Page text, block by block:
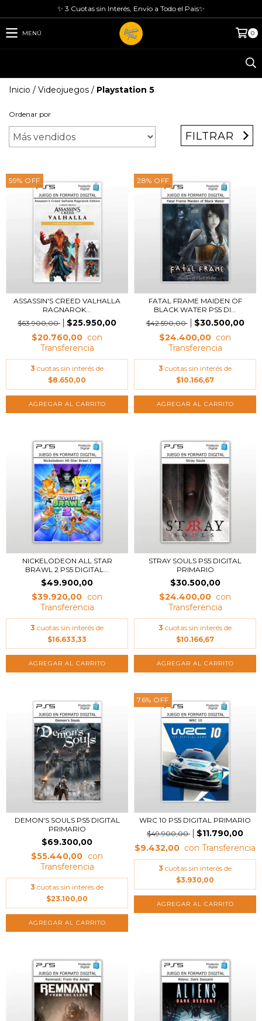
✨ 3 Cuotas sin Interés, Envío a Todo el Pais✨
MENÚ 0
Inicio / Videojuegos / Playstation 5
Ordenar por
FILTRAR
59% OFF
ASSASSIN'S CREED VALHALLA
RAGNAROK...
$63.900,00
$25.950,00
$20.760,00
3 cuotas sin interés de
$8.650,00
28% OFF
FATAL FRAME MAIDEN OF
BLACK WATER PS5 DI...
$42.590,00
$30.500,00
$24.400,00
3 cuotas sin interés de
$10.166,67
NICKELODEON ALL STAR
BRAWL 2 PS5 DIGITAL...
$49.900,00
$39.920,00
3 cuotas sin interés de
$16.633,33
STRAY SOULS PS5 DIGITAL
PRIMARIO
$30.500,00
$24.400,00
3 cuotas sin interés de
$10.166,67
DEMON'S SOULS PS5 DIGITAL
PRIMARIO
$69.300,00
$55.440,00
3 cuotas sin interés de
$23.100,00
76% OFF
WRC 10 PS5 DIGITAL PRIMARIO
$49.900,00
$11.790,00
$9.432,00
3 cuotas sin interés de
$3.930,00